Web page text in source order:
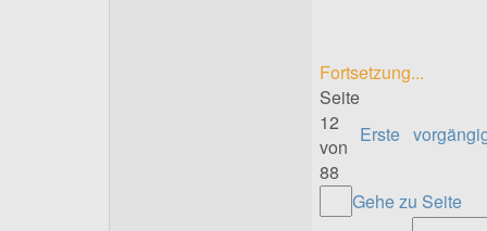
Fortsetzung...
Seite
12
von
88
Erste
Gehe zu Seite